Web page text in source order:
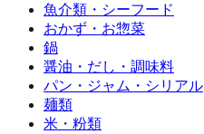
魚介類・シーフード
おかず・お惣菜
鍋
醤油・だし・調味料
パン・ジャム・シリアル
麺類
米・粉類